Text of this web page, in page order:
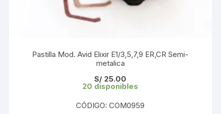
Pastilla Mod. Avid Elixir E1/3,5,7,9 ER,CR Semi-
metalica
S/ 25.00
20 disponibles
CÓDIGO: COM0959